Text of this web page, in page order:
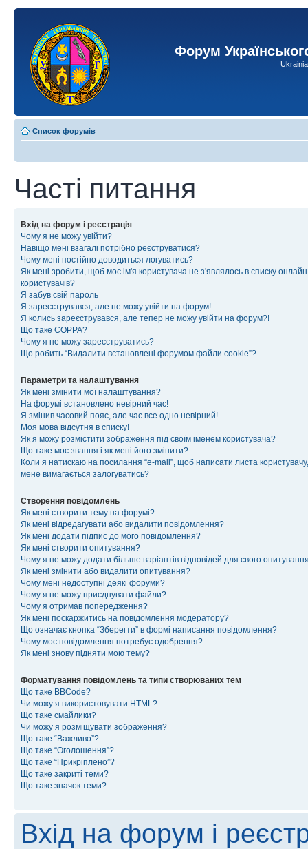
Форум
Список форумів
Часті питання
Вхід на форум і реєстрація
Чому я не можу увійти?
Навіщо мені взагалі потрібно реєструватися?
Чому мені постійно доводиться логуватись?
Як мені зробити, щоб моє ім'я користувача не з'являлось в списку онлайн
користувачів?
Я забув свій пароль
Я зареєструвався, але не можу увійти на форум!
Я колись зареєструвався, але тепер не можу увійти на форум?!
Що таке COPPA?
Чому я не можу зареєструватись?
Що робить “Видалити встановлені форумом файли cookie”?
Параметри та налаштування
Як мені змінити мої налаштування?
На форумі встановлено невірний час!
Я змінив часовий пояс, але час все одно невірний!
Моя мова відсутня в списку!
Як я можу розмістити зображення під своїм іменем користувача?
Що таке моє звання і як мені його змінити?
Коли я натискаю на посилання “e-mail”, щоб написати листа користувачу,
мене вимагається залогуватись?
Створення повідомлень
Як мені створити тему на форумі?
Як мені відредагувати або видалити повідомлення?
Як мені додати підпис до мого повідомлення?
Як мені створити опитування?
Чому я не можу додати більше варіантів відповідей для свого
Як мені змінити або видалити опитування?
Чому мені недоступні деякі форуми?
Чому я не можу приєднувати файли?
Чому я отримав попередження?
Як мені поскаржитись на повідомлення модератору?
Що означає кнопка “Зберегти” в формі написання повідомлення?
Чому моє повідомлення потребує одобрення?
Як мені знову підняти мою тему?
Форматування повідомлень та типи створюваних тем
Що таке BBCode?
Чи можу я використовувати HTML?
Що таке смайлики?
Чи можу я розміщувати зображення?
Що таке “Важливо”?
Що таке “Оголошення”?
Що таке “Прикріплено”?
Що таке закриті теми?
Що таке значок теми?
Вхід на форум і